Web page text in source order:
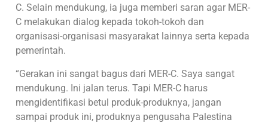
C. Selain mendukung, ia juga memberi saran agar MER-
C melakukan dialog kepada tokoh-tokoh dan
organisasi-organisasi masyarakat lainnya serta kepada
pemerintah.
“Gerakan ini sangat bagus dari MER-C. Saya sangat
mendukung. Ini jalan terus. Tapi MER-C harus
mengidentifikasi betul produk-produknya, jangan
sampai produk ini, produknya pengusaha Palestina